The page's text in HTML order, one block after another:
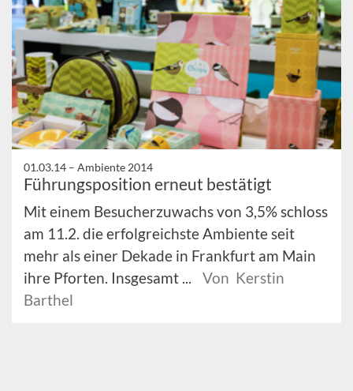
01.03.14 – Ambiente 2014
Führungsposition erneut bestätigt
Mit einem Besucherzuwachs von 3,5% schloss
am 11.2. die erfolgreichste Ambiente seit
mehr als einer Dekade in Frankfurt am Main
ihre Pforten. Insgesamt ...
Von Kerstin
Barthel